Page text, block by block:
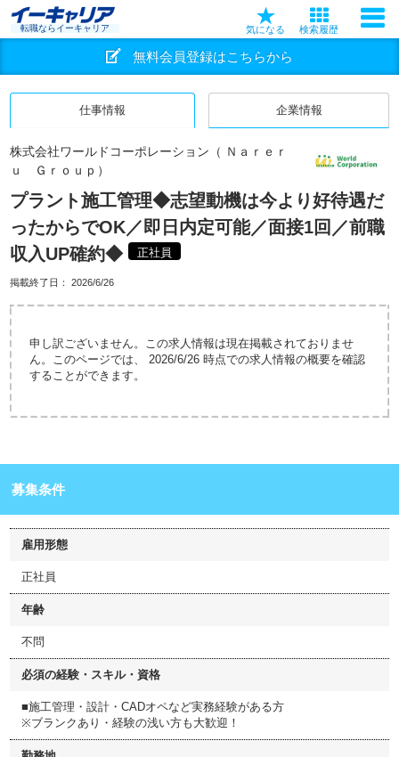
転職ならイーキャリア 気になる 検索履歴
無料会員登録はこちらから
仕事情報 企業情報
株式会社ワールドコーポレーション（ Ｎａｒｅｒ
ｕ Ｇｒｏｕｐ）
プラント施工管理◆志望動機は今より好待遇だ
ったからでOK／即日内定可能／面接1回／前職
収入UP確約◆
正社員
掲載終了日： 2026/6/26
申し訳ございません。この求人情報は現在掲載されておりませ
ん。このページでは、 2026/6/26 時点での求人情報の概要を確認
することができます。
募集条件
雇用形態
正社員
年齢
不問
必須の経験・スキル・資格
■施工管理・設計・CADオペなど実務経験がある方
※ブランクあり・経験の浅い方も大歓迎！